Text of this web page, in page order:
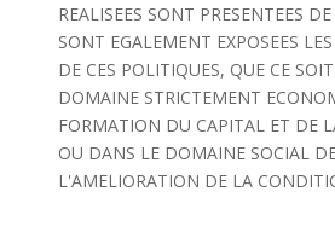
REALISEES SONT PRESENTEES
SONT EGALEMENT EXPOSEES
DE CES POLITIQUES, QUE CE
DOMAINE STRICTEMENT
FORMATION DU CAPITAL ET DE
OU DANS LE DOMAINE SOCIAL
L'AMELIORATION DE LA